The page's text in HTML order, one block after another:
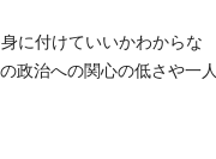
に付けていいかわからな
政治への関心の低さや一人